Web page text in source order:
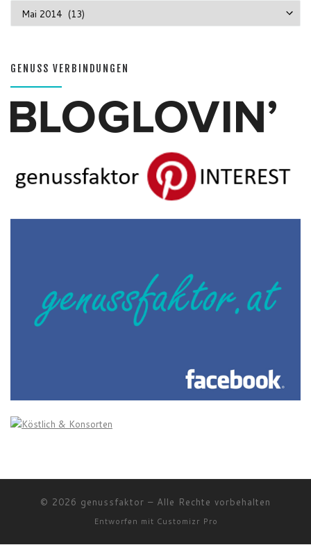
GENUSS VERBINDUNGEN
© 2026 genussfaktor – Alle Rechte vorbehalten
Entworfen mit Customizr Pro